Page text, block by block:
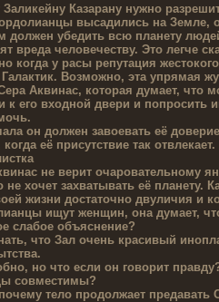
Казарану нужно
высадились на Земле,
должен убедить всю планету
вреда человечеству. Это легче
когда у расы репутация
Возможно, эта упрямая
Аквинас, которая думает, что
к его входной двери и попросить
он должен завоевать её
её присутствие так отвлекает.
не верит очаровательному
не хочет захватывать её планету.
жизни достаточно двуличия и
ищут женщин, она думает,
слабое объяснение?
что Зал очень красивый
но что если он говорит
совместимы?
тело продолжает предавать